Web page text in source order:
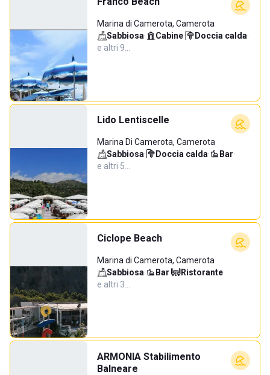
Marina di Camerota, Camerota
Sabbiosa· Cabine· Doccia calda·
e altri 9…
Lido Lentiscelle
Marina Di Camerota, Camerota
Sabbiosa· Doccia calda· Bar·
e altri 5…
Ciclope Beach
Marina di Camerota, Camerota
Sabbiosa· Bar· Ristorante·
e altri 3…
ARMONIA Stabilimento
Balneare